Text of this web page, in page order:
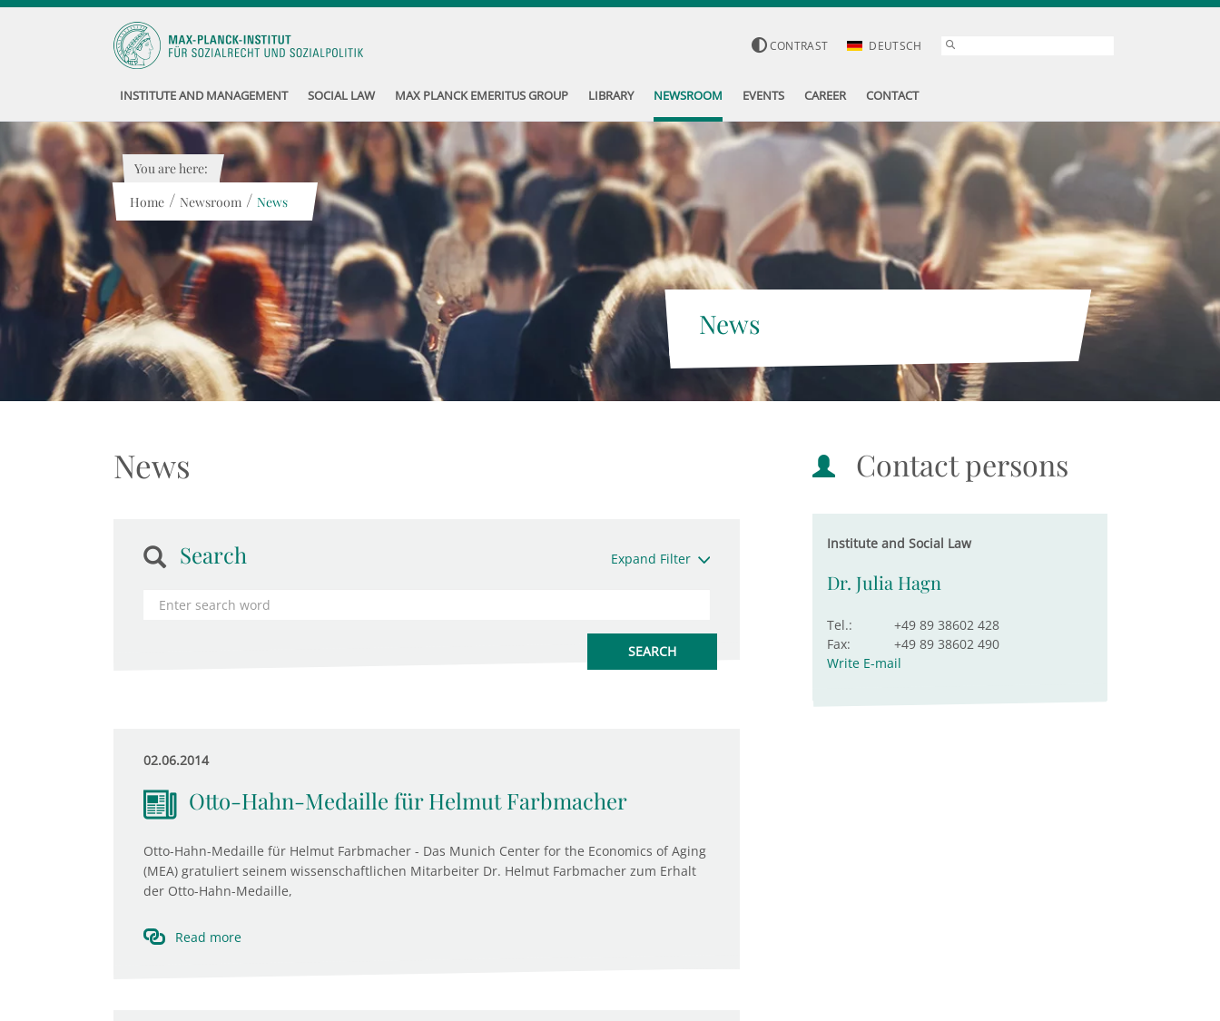
CONTRAST DEUTSCH
INSTITUTE AND MANAGEMENT SOCIAL LAW MAX PLANCK EMERITUS GROUP LIBRARY NEWSROOM EVENTS CAREER CONTACT
News
You are here:
Home / Newsroom / News
News
Search Expand Filter
02.06.2014
Otto-Hahn-Medaille für Helmut Farbmacher
Otto-Hahn-Medaille für Helmut Farbmacher - Das Munich Center for the Economics of Aging
(MEA) gratuliert seinem wissenschaftlichen Mitarbeiter Dr. Helmut Farbmacher zum Erhalt
der Otto-Hahn-Medaille,
Read more
Contact persons
Institute and Social Law
Dr. Julia Hagn
Tel.:
+49 89 38602 428
Fax:
+49 89 38602 490
Write E-mail